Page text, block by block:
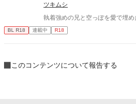
ツキムシ
執着強めの兄と空っぽを愛で埋
BL R18 連載中 R18
このコンテンツについて報告する